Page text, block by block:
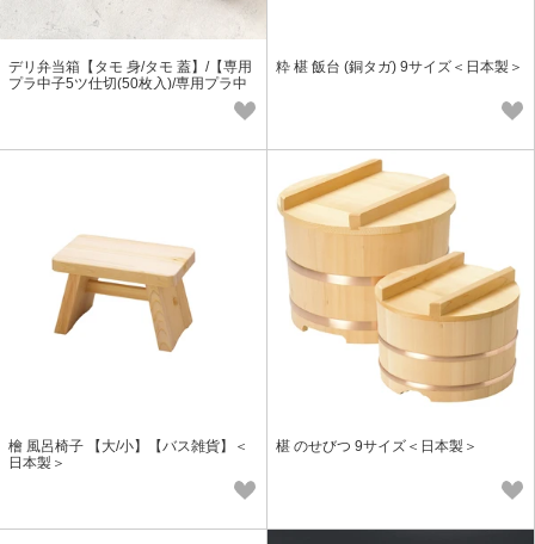
デリ弁当箱【タモ 身/タモ 蓋】/【専用
プラ中子5ツ仕切(50枚入)/専用プラ中
粋 椹 飯台 (銅タガ) 9サイズ＜日本製＞
檜 風呂椅子 【大/小】【バス雑貨】＜
日本製＞
椹 のせびつ 9サイズ＜日本製＞